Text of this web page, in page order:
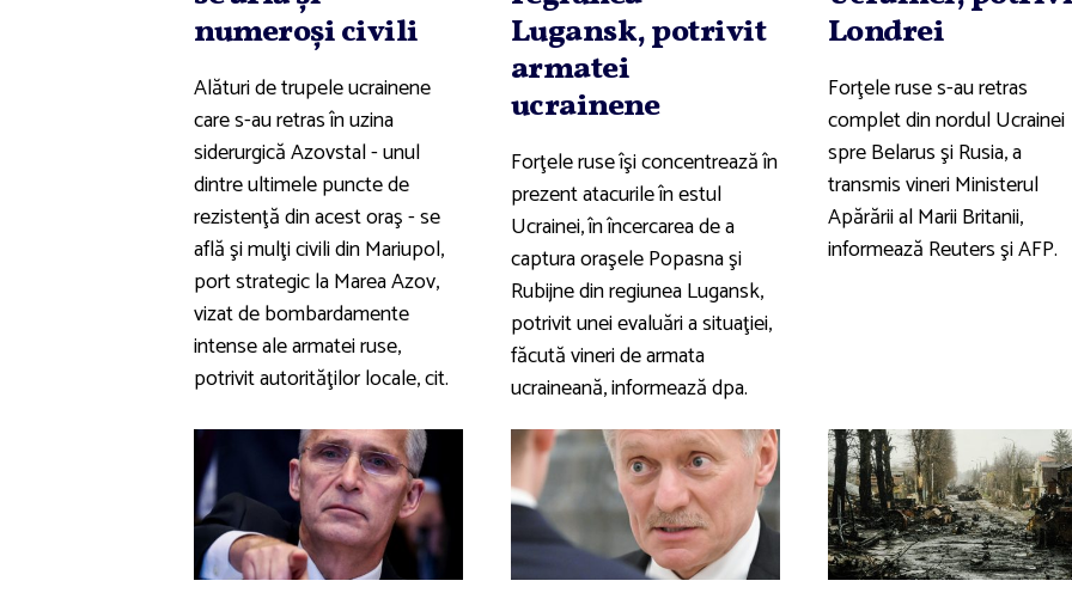
numeroşi civili
Alături de trupele ucrainene
care s-au retras în uzina
siderurgică Azovstal - unul
dintre ultimele puncte de
rezistenţă din acest oraş - se
află şi mulţi civili din Mariupol,
port strategic la Marea Azov,
vizat de bombardamente
intense ale armatei ruse,
potrivit autorităţilor locale, cit.
Lugansk, potrivit
armatei
ucrainene
Forţele ruse îşi concentrează în
prezent atacurile în estul
Ucrainei, în încercarea de a
captura oraşele Popasna şi
Rubijne din regiunea Lugansk,
potrivit unei evaluări a situaţiei,
făcută vineri de armata
ucraineană, informează dpa.
Londrei
Forţele ruse s-au retras
complet din nordul Ucrainei
spre Belarus şi Rusia, a
transmis vineri Ministerul
Apărării al Marii Britanii,
informează Reuters şi AFP.